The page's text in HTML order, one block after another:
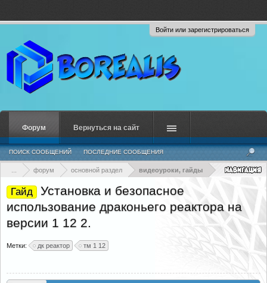
Войти или зарегистрироваться
форум основной раздел видеоуроки, гайды
Гайд
Установка и безопасное
использование драконьего реактора на
версии 1 12 2.
Метки: дк реактор тм 1 12
Форум
ПОИСК СООБЩЕНИЙ ПОСЛЕДНИЕ СООБЩЕНИЯ
Вернуться на сайт